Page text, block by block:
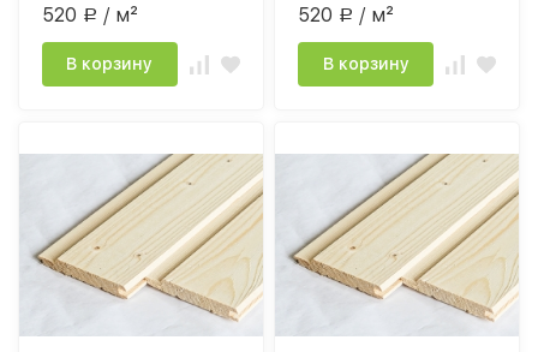
520 Р / м²
В корзину
520 Р / м²
В корзину